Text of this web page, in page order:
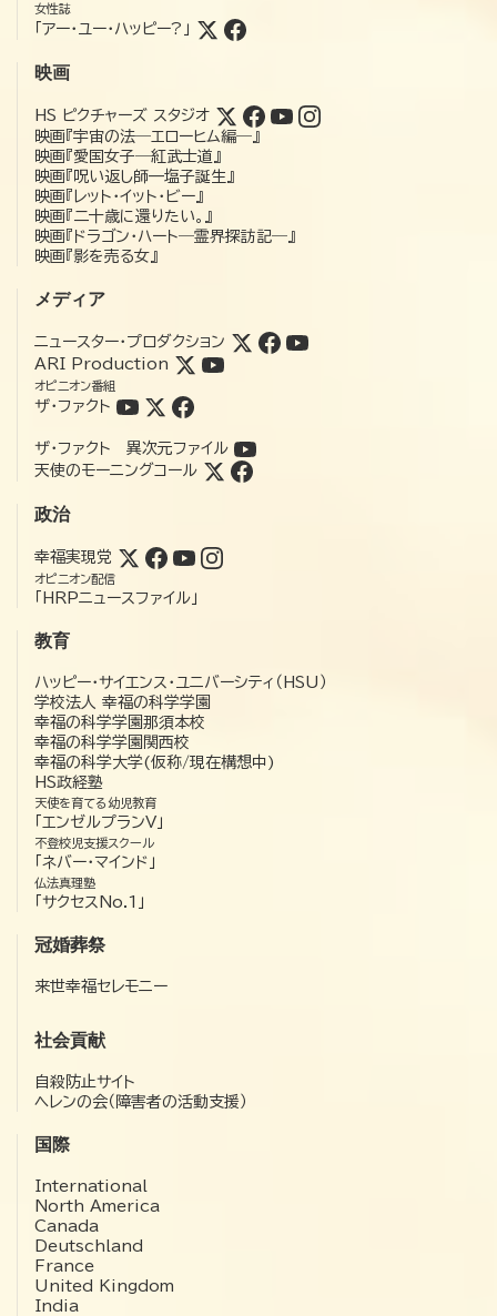
女性誌
「アー・ユー・ハッピー?」
映画
HS ピクチャーズ スタジオ
映画『宇宙の法―エローヒム編―』
映画『愛国女子―紅武士道』
映画『呪い返し師—塩子誕生』
映画『レット・イット・ビー』
映画『二十歳に還りたい。』
映画『ドラゴン・ハート―霊界探訪記―』
映画『影を売る女』
メディア
ニュースター・プロダクション
ARI Production
オピニオン番組
ザ・ファクト
ザ・ファクト 異次元ファイル
天使のモーニングコール
政治
幸福実現党
オピニオン配信
「HRPニュースファイル」
教育
ハッピー・サイエンス・ユニバーシティ（HSU）
学校法人 幸福の科学学園
幸福の科学学園那須本校
幸福の科学学園関西校
幸福の科学大学(仮称/現在構想中)
HS政経塾
天使を育てる幼児教育
「エンゼルプランV」
不登校児支援スクール
「ネバー・マインド」
仏法真理塾
「サクセスNo.1」
冠婚葬祭
来世幸福セレモニー
社会貢献
自殺防止サイト
ヘレンの会（障害者の活動支援）
国際
International
North America
Canada
Deutschland
France
United Kingdom
India